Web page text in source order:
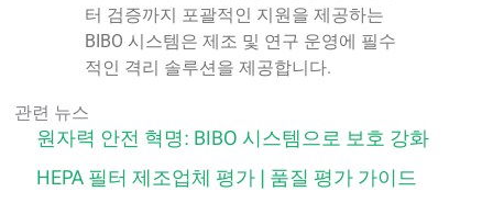
터 검증까지 포괄적인 지원을 제공하는
BIBO 시스템은 제조 및 연구 운영에 필수
적인 격리 솔루션을 제공합니다.
관련 뉴스
원자력 안전 혁명: BIBO 시스템으로 보호 강화
HEPA 필터 제조업체 평가 | 품질 평가 가이드